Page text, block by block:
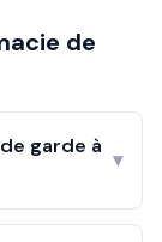
de
garde à
▾